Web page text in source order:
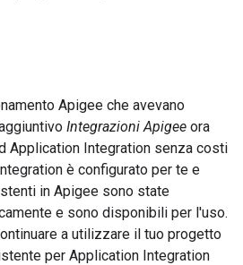
Apigee che avevano
Integrazioni Apigee ora
Application Integration senza costi
è configurato per te e
in Apigee sono state
e sono disponibili per l'uso.
a utilizzare il tuo progetto
per Application Integration